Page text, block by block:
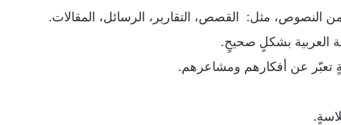
من النصوص، مثل: القصص، التقارير، الرسائل، المقالات.
العربية بشكلٍ صحيحٍ.
تعبّر عن أفكارهم ومشاعرهم.